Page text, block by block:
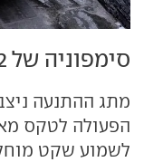
סימפוניה של 12 בוכנות
מתג ההתנעה
הפעולה לטקס